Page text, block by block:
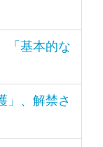
「基本的な
」、解禁さ